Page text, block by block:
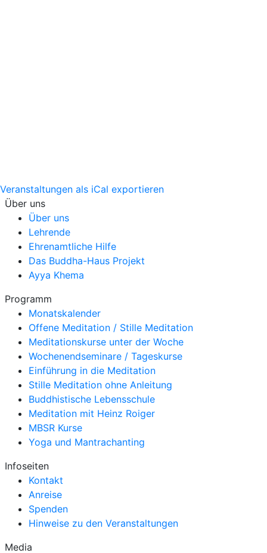
Veranstaltungen als iCal exportieren
Über uns
Über uns
Lehrende
Ehrenamtliche Hilfe
Das Buddha-Haus Projekt
Ayya Khema
Programm
Monatskalender
Offene Meditation / Stille Meditation
Meditationskurse unter der Woche
Wochenendseminare / Tageskurse
Einführung in die Meditation
Stille Meditation ohne Anleitung
Buddhistische Lebensschule
Meditation mit Heinz Roiger
MBSR Kurse
Yoga und Mantrachanting
Infoseiten
Kontakt
Anreise
Spenden
Hinweise zu den Veranstaltungen
Media